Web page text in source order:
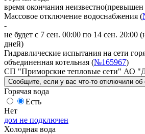
время окончания неизвестно(превышен
Массовое отключение водоснабжения (
-
не будет с 7 сен. 00:00 по 14 сен. 20:00
дней)
Гидравлические испытания на сети
объединенная котельная (№165967)
СП "Приморские тепловые сети" АО
Сообщите , если у вас что-то отключили об
Горячая вода
Есть
Нет
дом не подключен
Холодная вода